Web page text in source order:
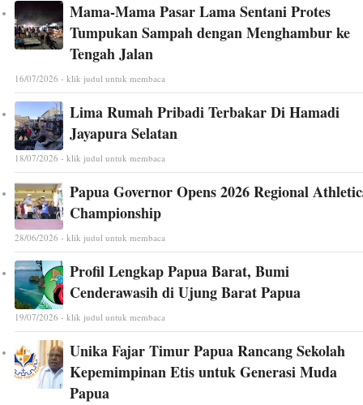
Mama-Mama Pasar Lama Sentani Protes
Tumpukan Sampah dengan Menghambur ke
Tengah Jalan
16/07/2026 - klik judul untuk membaca
Lima Rumah Pribadi Terbakar Di Hamadi
Jayapura Selatan
18/07/2026 - klik judul untuk membaca
Papua Governor Opens 2026 Regional
Championship
28/06/2026 - klik judul untuk membaca
Profil Lengkap Papua Barat, Bumi
Cenderawasih di Ujung Barat Papua
19/07/2026 - klik judul untuk membaca
Unika Fajar Timur Papua Rancang Sekolah
Kepemimpinan Etis untuk Generasi Muda
Papua